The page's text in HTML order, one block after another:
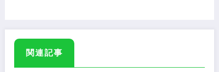
関連記事